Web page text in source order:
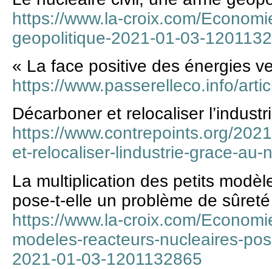
https://www.la-croix.com/
geopolitique-2021-01-03-
« La face positive des énergies
https://www.passerelleco.info/
Décarboner et relocaliser
https://www.contrepoints.org/
et-relocaliser-lindustrie-grace-au-
La multiplication des petits
pose-t-elle un problème de
https://www.la-croix.com/
modeles-reacteurs-nucleaires-
2021-01-03-1201132865